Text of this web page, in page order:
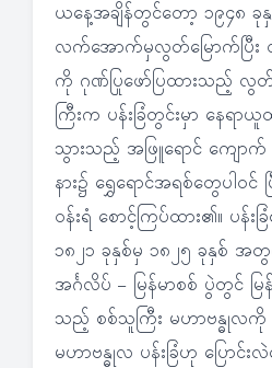
ယနေ့အချိန်တွင်တော့ ၁၉၄၈ ခု
လက်အောက်မှလွတ်မြောက်ပြီ
ကို ဂုဏ်ပြုဖော်ပြထားသည့် လွ
ကြီးက ပန်းခြံတွင်းမှာ နေရာယူ
သွားသည့် အဖြူရောင် ကျောက်
နား၌ ရွှေရောင်အရစ်တွေပါဝင်
ဝန်းရံ စောင့်ကြပ်ထား၏။ ပ
၁၈၂၁ ခုနှစ်မှ ၁၈၂၅ ခုနှစ် အ
အင်္ဂလိပ် – မြန်မာစစ် ပွဲတွင် မ
သည့် စစ်သူကြီး မဟာဗန္ဓုလကို
မဟာဗန္ဓုလ ပန်းခြံဟု ပြောင်း